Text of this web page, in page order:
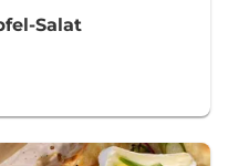
Salat